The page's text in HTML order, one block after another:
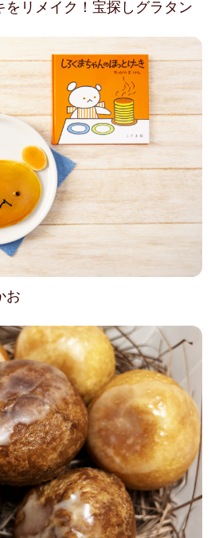
をリメイク！宝探しグラタン
お